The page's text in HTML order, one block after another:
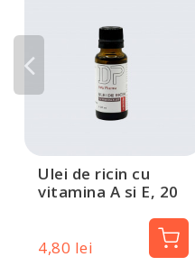
Ulei de ricin cu
vitamina A si E, 20
4,80 lei